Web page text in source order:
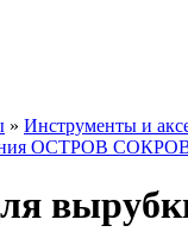
» Инструменты и